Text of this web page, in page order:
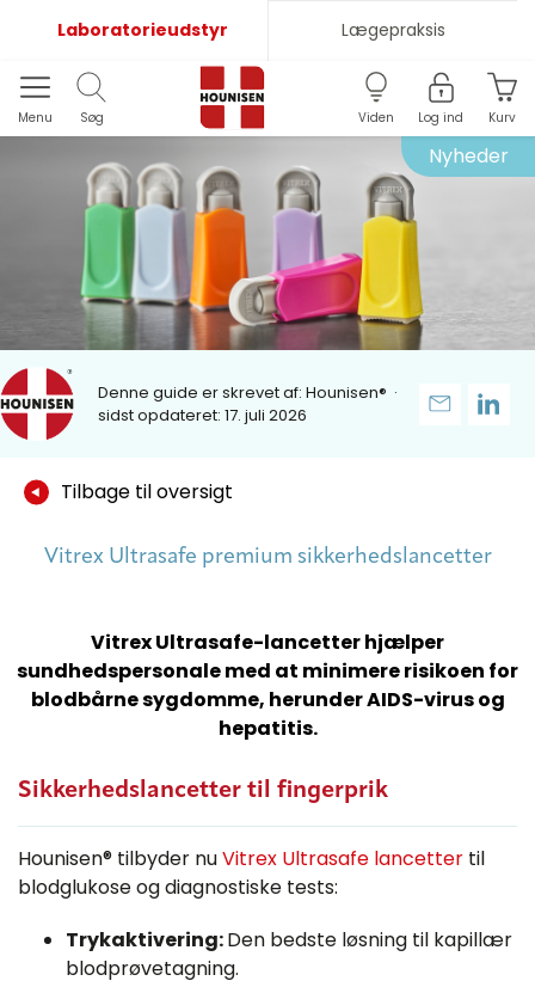
Laboratorieudstyr Lægepraksis
Menu Søg Viden Log ind Kurv
Nyheder
Denne guide er skrevet af: Hounisen® ·
sidst opdateret: 17. juli 2026
Tilbage til oversigt
Vitrex Ultrasafe premium sikkerhedslancetter
Vitrex Ultrasafe-lancetter hjælper
sundhedspersonale med at minimere risikoen for
blodbårne sygdomme, herunder AIDS-virus og
hepatitis.
Sikkerhedslancetter til fingerprik
Hounisen® tilbyder nuVitrex Ultrasafe lancetter til
blodglukose og diagnostiske tests:
Trykaktivering:Den bedste løsning til kapillær
blodprøvetagning.